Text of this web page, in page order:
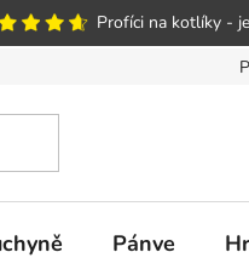
Profíci na kotlíky -
o právu spotřebitele podat
Pánve